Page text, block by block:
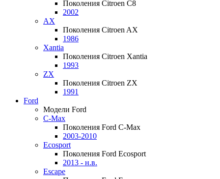
Поколения Citroen C8
2002
AX
Поколения Citroen AX
1986
Xantia
Поколения Citroen Xantia
1993
ZX
Поколения Citroen ZX
1991
Ford
Модели Ford
C-Max
Поколения Ford C-Max
2003-2010
Ecosport
Поколения Ford Ecosport
2013 - н.в.
Escape